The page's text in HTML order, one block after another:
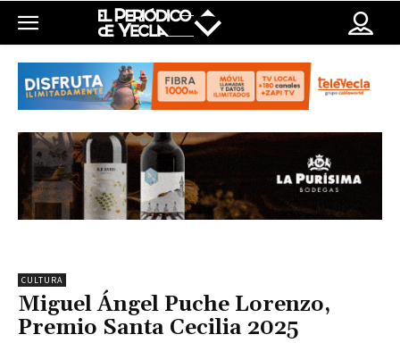
CULTURA
Miguel Ángel Puche Lorenzo,
Premio Santa Cecilia 2025